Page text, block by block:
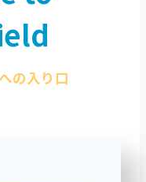
の入り口